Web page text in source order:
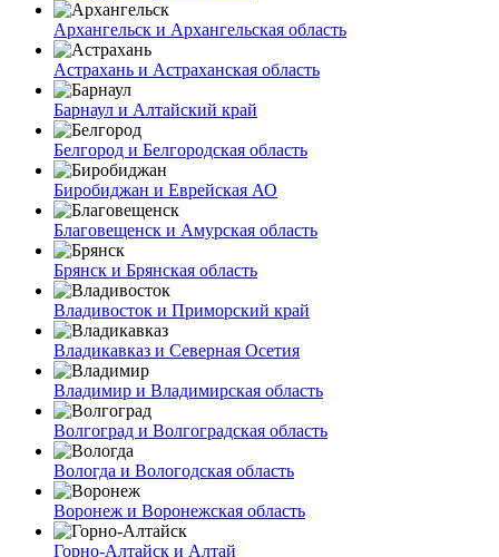
Архангельск и Архангельская область
Астрахань и Астраханская область
Барнаул и Алтайский край
Белгород и Белгородская область
Биробиджан и Еврейская АО
Благовещенск и Амурская область
Брянск и Брянская область
Владивосток и Приморский край
Владикавказ и Северная Осетия
Владимир и Владимирская область
Волгоград и Волгоградская область
Вологда и Вологодская область
Воронеж и Воронежская область
Горно-Алтайск и Алтай